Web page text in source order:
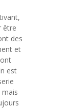
être
des
et
est